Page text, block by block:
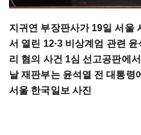
지귀연 부장판사가 19일 서울
서 열린 12·3 비상계엄 관련
리 혐의 사건 1심 선고공판에
날 재판부는 윤석열 전 대통령
서울 한국일보 사진